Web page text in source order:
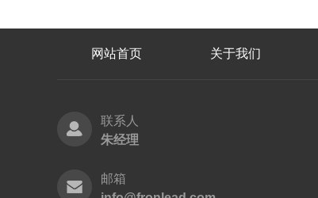
网站首页 关于我们
联系人
朱经理
邮箱